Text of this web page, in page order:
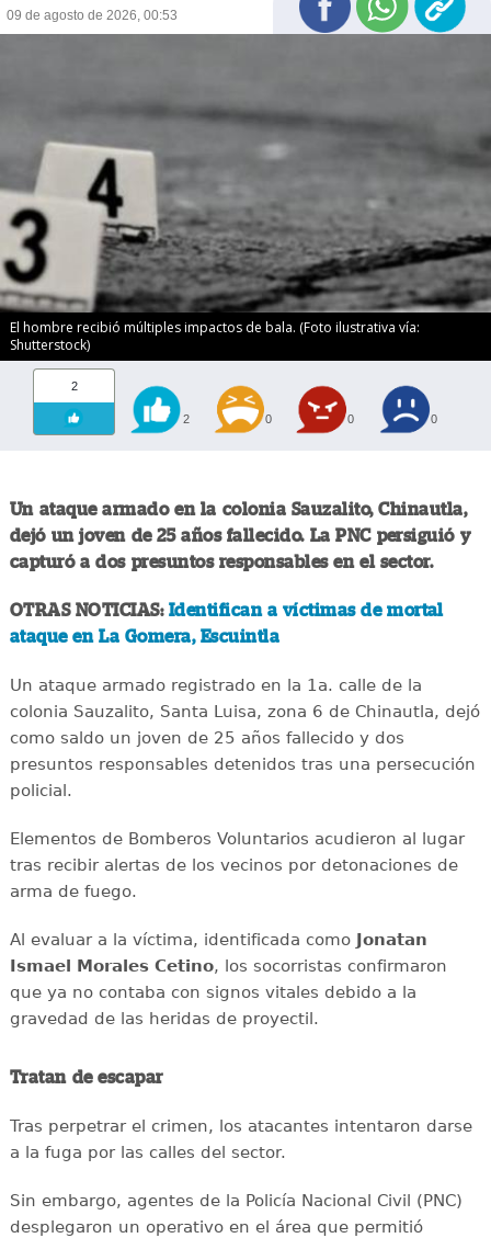
09 de agosto de 2026, 00:53
El hombre recibió múltiples impactos de bala. (Foto ilustrativa vía:
Shutterstock)
2
2 0 0 0
Un ataque armado en la colonia Sauzalito, Chinautla,
dejó un joven de 25 años fallecido. La PNC persiguió y
capturó a dos presuntos responsables en el sector.
OTRAS NOTICIAS:Identifican a víctimas de mortal
ataque en La Gomera, Escuintla
Un ataque armado registrado en la 1a. calle de la
colonia Sauzalito, Santa Luisa, zona 6 de Chinautla, dejó
como saldo un joven de 25 años fallecido y dos
presuntos responsables detenidos tras una persecución
policial.
Elementos de Bomberos Voluntarios acudieron al lugar
tras recibir alertas de los vecinos por detonaciones de
arma de fuego.
Al evaluar a la víctima, identificada como
Jonatan
Ismael Morales Cetino, los socorristas confirmaron
que ya no contaba con signos vitales debido a la
gravedad de las heridas de proyectil.
Tratan de escapar
Tras perpetrar el crimen, los atacantes intentaron darse
a la fuga por las calles del sector.
Sin embargo, agentes de la Policía Nacional Civil (PNC)
desplegaron un operativo en el área que permitió